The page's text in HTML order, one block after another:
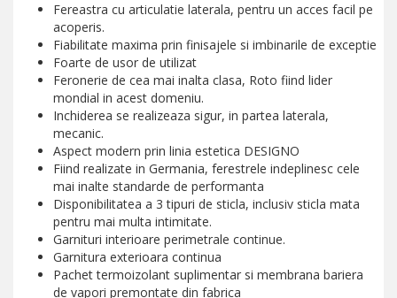
Fereastra cu articulatie laterala, pentru un acces facil pe
acoperis.
Fiabilitate maxima prin finisajele si imbinarile de exceptie
Foarte de usor de utilizat
Feronerie de cea mai inalta clasa, Roto fiind lider
mondial in acest domeniu.
Inchiderea se realizeaza sigur, in partea laterala,
mecanic.
Aspect modern prin linia estetica DESIGNO
Fiind realizate in Germania, ferestrele indeplinesc cele
mai inalte standarde de performanta
Disponibilitatea a 3 tipuri de sticla, inclusiv sticla mata
pentru mai multa intimitate.
Garnituri interioare perimetrale continue.
Garnitura exterioara continua
Pachet termoizolant suplimentar si membrana bariera
de vapori premontate din fabrica